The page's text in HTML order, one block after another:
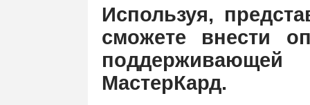
Используя,
сможете внести
МастерКард.